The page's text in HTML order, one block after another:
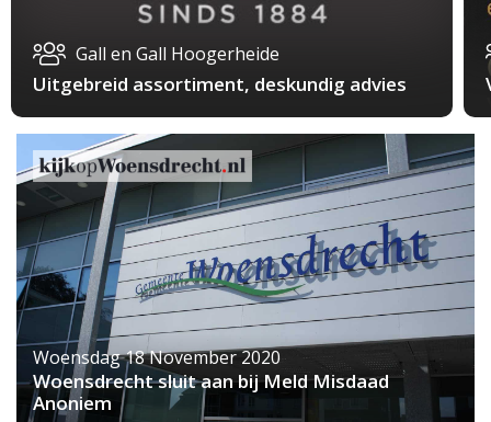
Gall en Gall Hoogerheide
Uitgebreid assortiment, deskundig advies
Woensdag 18 November 2020
Woensdrecht sluit aan bij Meld Misdaad
Anoniem